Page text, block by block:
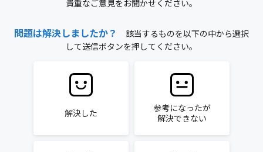
貴重なご意見をお聞かせください。
問題は解決しましたか？
該当するものを以下の中から選択
して送信ボタンを押してください。
解決した
参考になったが
解決できない